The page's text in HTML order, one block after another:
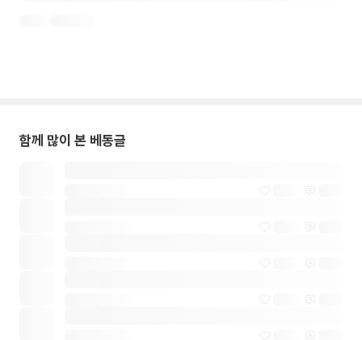
함께 많이 본 베동글